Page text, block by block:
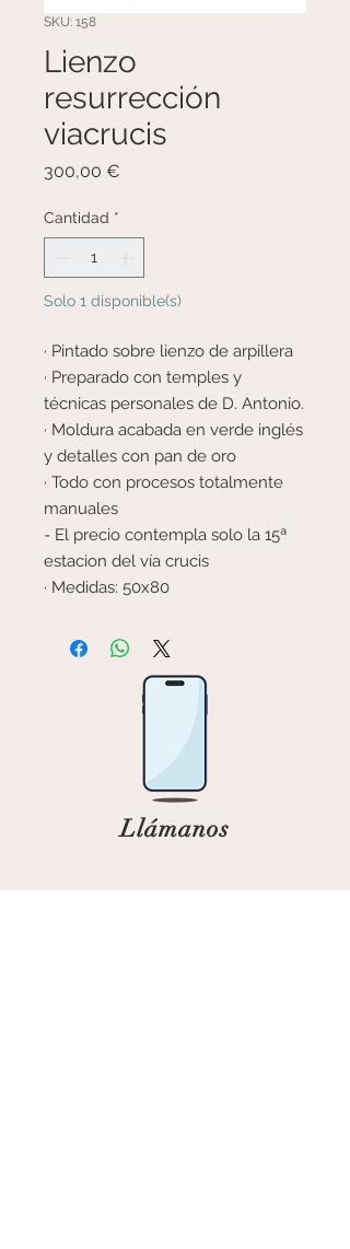
SKU: 158
Lienzo
resurrección
viacrucis
300,00 €
Cantidad *
Solo 1 disponible(s)
· Pintado sobre lienzo de arpillera
· Preparado con temples y
técnicas personales de D. Antonio.
· Moldura acabada en verde inglés
y detalles con pan de oro
· Todo con procesos totalmente
manuales
- El precio contempla solo la 15ª
estacion del vía crucis
· Medidas: 50x80
Llámanos